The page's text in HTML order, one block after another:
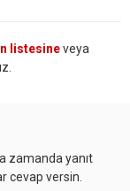
listesineveya
zamanda yanıt
cevap versin.